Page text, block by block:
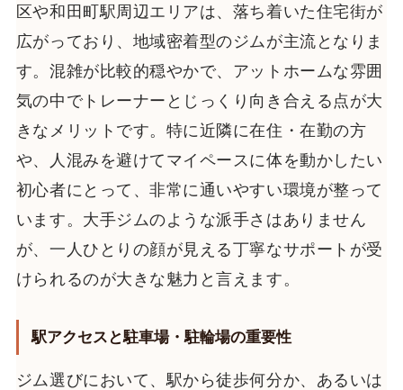
区や和田町駅周辺エリアは、落ち着いた住宅街が
広がっており、地域密着型のジムが主流となりま
す。混雑が比較的穏やかで、アットホームな雰囲
気の中でトレーナーとじっくり向き合える点が大
きなメリットです。特に近隣に在住・在勤の方
や、人混みを避けてマイペースに体を動かしたい
初心者にとって、非常に通いやすい環境が整って
います。大手ジムのような派手さはありません
が、一人ひとりの顔が見える丁寧なサポートが受
けられるのが大きな魅力と言えます。
駅アクセスと駐車場・駐輪場の重要性
ジム選びにおいて、駅から徒歩何分か、あるいは